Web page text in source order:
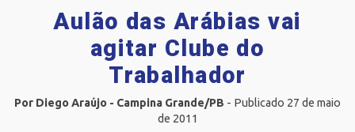
Aulão das Arábias vai
agitar Clube do
Trabalhador
Por Diego Araújo - Campina Grande/PB - Publicado 27 de maio
de 2011